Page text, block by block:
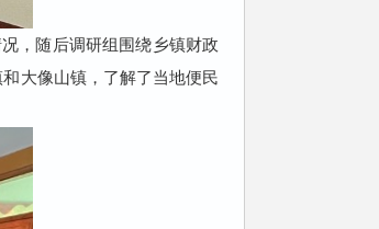
，随后调研组围绕乡镇财政
大像山镇，了解了当地便民